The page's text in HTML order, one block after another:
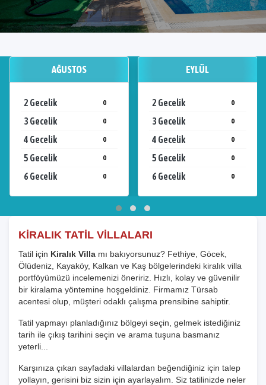
AĞUSTOS
2 Gecelik 0
3 Gecelik 0
4 Gecelik 0
5 Gecelik 0
6 Gecelik 0
EYLÜL
2 Gecelik 0
3 Gecelik 0
4 Gecelik 0
5 Gecelik 0
6 Gecelik 0
KİRALIK TATİL VİLLALARI
Tatil için Kiralık Villa mı bakıyorsunuz? Fethiye, Göcek,
Ölüdeniz, Kayaköy, Kalkan ve Kaş bölgelerindeki kiralık villa
portföyümüzü incelemenizi öneririz. Hızlı, kolay ve güvenilir
bir kiralama yöntemine hoşgeldiniz. Firmamız Türsab
acentesi olup, müşteri odaklı çalışma prensibine sahiptir.
Tatil yapmayı planladığınız bölgeyi seçin, gelmek istediğiniz
tarih ile çıkış tarihini seçin ve arama tuşuna basmanız
yeterli...
Karşınıza çıkan sayfadaki villalardan beğendiğiniz için talep
yollayın, gerisini biz sizin için ayarlayalım. Siz tatilinizde neler